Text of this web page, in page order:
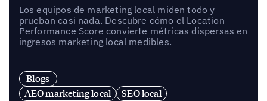
Los equipos de marketing local miden todo y
prueban casi nada. Descubre cómo el Location
Performance Score convierte métricas dispersas en
ingresos marketing local medibles.
Blogs
AEO marketing local
SEO local